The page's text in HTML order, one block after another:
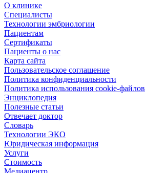
О клинике
Специалисты
Технологии эмбриологии
Пациентам
Сертификаты
Пациенты о нас
Карта сайта
Пользовательское соглашение
Политика конфиденциальности
Политика использования cookie-файлов
Энциклопедия
Полезные статьи
Отвечает доктор
Словарь
Технологии ЭКО
Юридическая информация
Услуги
Стоимость
Медиацентр